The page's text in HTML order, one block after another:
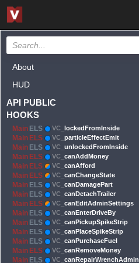
About
HUD
API PUBLIC
HOOKS
Main ELS VC_lockedFromInside
Main ELS VC_particleEffectEmit
Main ELS VC_unlockedFromInside
Main ELS VC_canAddMoney
Main ELS VC_canAfford
Main ELS VC_canChangeState
Main ELS VC_canDamagePart
Main ELS VC_canDetachTrailer
Main ELS VC_canEditAdminSettings
Main ELS VC_canEnterDriveBy
Main ELS VC_canPickupSpikeStrip
Main ELS VC_canPlaceSpikeStrip
Main ELS VC_canPurchaseFuel
Main ELS VC_canRemoveMoney
Main ELS VC_canRepairWrenchAdmin